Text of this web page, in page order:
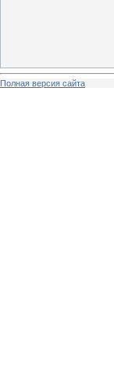
Полная версия сайта